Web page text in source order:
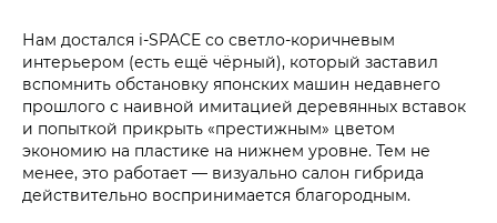
Нам достался i‑SPACE со светло-коричневым
интерьером (есть ещё чёрный), который заставил
вспомнить обстановку японских машин недавнего
прошлого с наивной имитацией деревянных вставок
и попыткой прикрыть «престижным» цветом
экономию на пластике на нижнем уровне. Тем не
менее, это работает — визуально салон гибрида
действительно воспринимается благородным.